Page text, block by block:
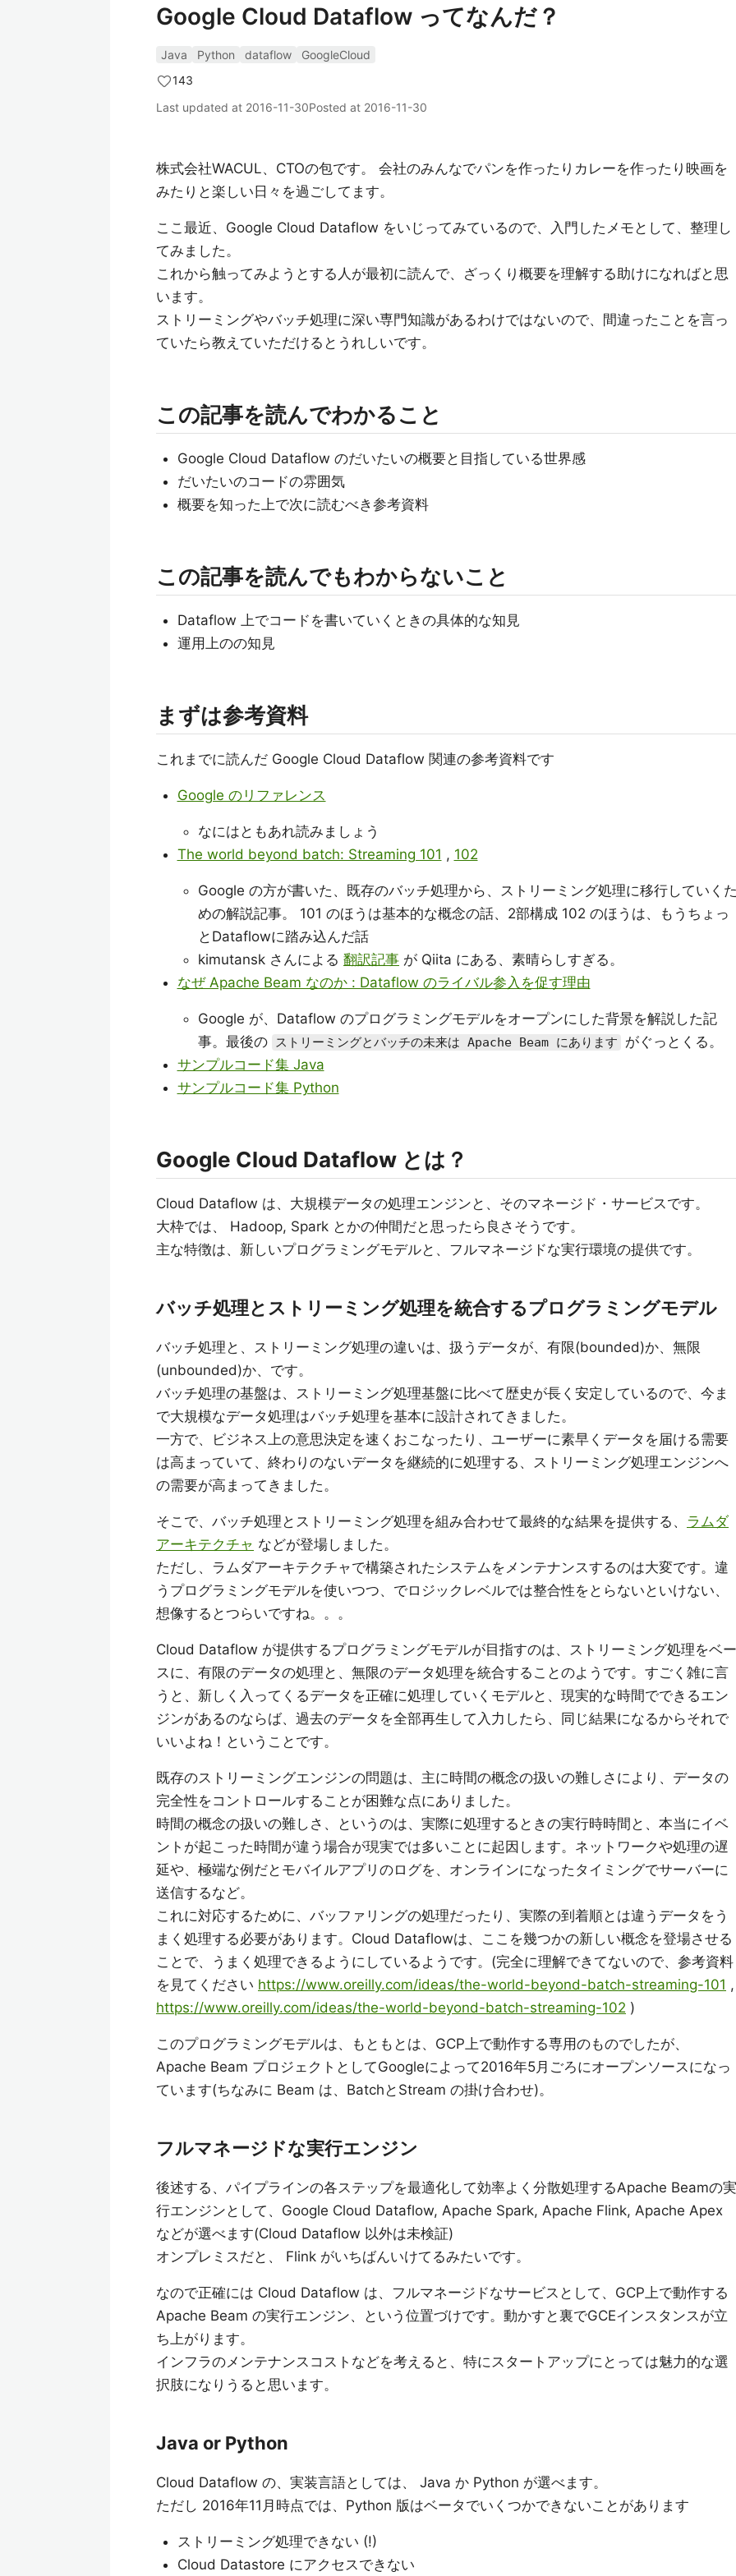
Google Cloud Dataflow ってなんだ？
Java Python dataflow
GoogleCloud
143
Last updated at 2016-11-30Posted at 2016-11-30
株式会社WACUL、CTOの包です。 会社のみんなでパンを作ったりカレーを作ったり映画を
みたりと楽しい日々を過ごしてます。
ここ最近、Google Cloud Dataflow をいじってみているので、入門したメモとして、整理し
てみました。
これから触ってみようとする人が最初に読んで、ざっくり概要を理解する助けになればと思
います。
ストリーミングやバッチ処理に深い専門知識があるわけではないので、間違ったことを言っ
ていたら教えていただけるとうれしいです。
この記事を読んでわかること
Google Cloud Dataflow のだいたいの概要と目指している世界感
だいたいのコードの雰囲気
概要を知った上で次に読むべき参考資料
この記事を読んでもわからないこと
Dataflow 上でコードを書いていくときの具体的な知見
運用上のの知見
まずは参考資料
これまでに読んだ Google Cloud Dataflow 関連の参考資料です
Google のリファレンス
なにはともあれ読みましょう
The world beyond batch: Streaming 101 , 102
Google の方が書いた、既存のバッチ処理から、ストリーミング処理に移行していく
めの解説記事。 101 のほうは基本的な概念の話、2部構成 102 のほうは、もうちょっ
とDataflowに踏み込んだ話
kimutansk さんによる 翻訳記事 が Qiita にある、素晴らしすぎる。
なぜ Apache Beam なのか : Dataflow のライバル参入を促す理由
Google が、Dataflow のプログラミングモデルをオープンにした背景を解説した記
事。最後の ストリーミングとバッチの未来は Apache Beam にあります
がぐっとくる。
サンプルコード集 Java
サンプルコード集 Python
Google Cloud Dataflow とは？
Cloud Dataflow は、大規模データの処理エンジンと、そのマネージド・サービスです。
大枠では、 Hadoop, Spark とかの仲間だと思ったら良さそうです。
主な特徴は、新しいプログラミングモデルと、フルマネージドな実行環境の提供です。
バッチ処理とストリーミング処理を統合するプログラミングモデル
バッチ処理と、ストリーミング処理の違いは、扱うデータが、有限(bounded)か、無限
(unbounded)か、です。
バッチ処理の基盤は、ストリーミング処理基盤に比べて歴史が長く安定しているので、今ま
で大規模なデータ処理はバッチ処理を基本に設計されてきました。
一方で、ビジネス上の意思決定を速くおこなったり、ユーザーに素早くデータを届ける需要
は高まっていて、終わりのないデータを継続的に処理する、ストリーミング処理エンジンへ
の需要が高まってきました。
そこで、バッチ処理とストリーミング処理を組み合わせて最終的な結果を提供する、 ラムダ
アーキテクチャ などが登場しました。
ただし、ラムダアーキテクチャで構築されたシステムをメンテナンスするのは大変です。違
うプログラミングモデルを使いつつ、でロジックレベルでは整合性をとらないといけない、
想像するとつらいですね。。。
Cloud Dataflow が提供するプログラミングモデルが目指すのは、ストリーミング処理をベー
スに、有限のデータの処理と、無限のデータ処理を統合することのようです。すごく雑に言
うと、新しく入ってくるデータを正確に処理していくモデルと、現実的な時間でできるエン
ジンがあるのならば、過去のデータを全部再生して入力したら、同じ結果になるからそれで
いいよね！ということです。
既存のストリーミングエンジンの問題は、主に時間の概念の扱いの難しさにより、データの
完全性をコントロールすることが困難な点にありました。
時間の概念の扱いの難しさ、というのは、実際に処理するときの実行時時間と、本当にイベ
ントが起こった時間が違う場合が現実では多いことに起因します。ネットワークや処理の遅
延や、極端な例だとモバイルアプリのログを、オンラインになったタイミングでサーバーに
送信するなど。
これに対応するために、バッファリングの処理だったり、実際の到着順とは違うデータをう
まく処理する必要があります。Cloud Dataflowは、ここを幾つかの新しい概念を登場させる
ことで、うまく処理できるようにしているようです。(完全に理解できてないので、参考資料
を見てください https://www.oreilly.com/ideas/the-world-beyond-batch-streaming-101 ,
https://www.oreilly.com/ideas/the-world-beyond-batch-streaming-102 )
このプログラミングモデルは、もともとは、GCP上で動作する専用のものでしたが、
Apache Beam プロジェクトとしてGoogleによって2016年5月ごろにオープンソースになっ
ています(ちなみに Beam は、BatchとStream の掛け合わせ)。
フルマネージドな実行エンジン
後述する、パイプラインの各ステップを最適化して効率よく分散処理するApache Beamの実
行エンジンとして、Google Cloud Dataflow, Apache Spark, Apache Flink, Apache Apex
などが選べます(Cloud Dataflow 以外は未検証)
オンプレミスだと、 Flink がいちばんいけてるみたいです。
なので正確には Cloud Dataflow は、フルマネージドなサービスとして、GCP上で動作する
Apache Beam の実行エンジン、という位置づけです。動かすと裏でGCEインスタンスが立
ち上がります。
インフラのメンテナンスコストなどを考えると、特にスタートアップにとっては魅力的な選
択肢になりうると思います。
Java or Python
Cloud Dataflow の、実装言語としては、 Java か Python が選べます。
ただし 2016年11月時点では、Python 版はベータでいくつかできないことがあります
ストリーミング処理できない (!)
Cloud Datastore にアクセスできない